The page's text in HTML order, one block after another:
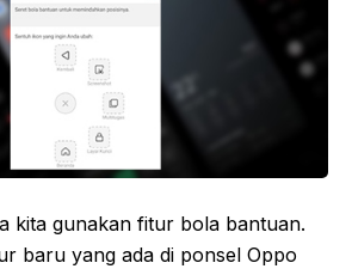
kita gunakan fitur bola bantuan.
baru yang ada di ponsel Oppo